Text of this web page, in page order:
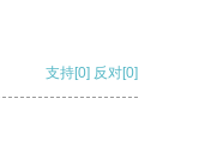
支持[0] 反对[0]